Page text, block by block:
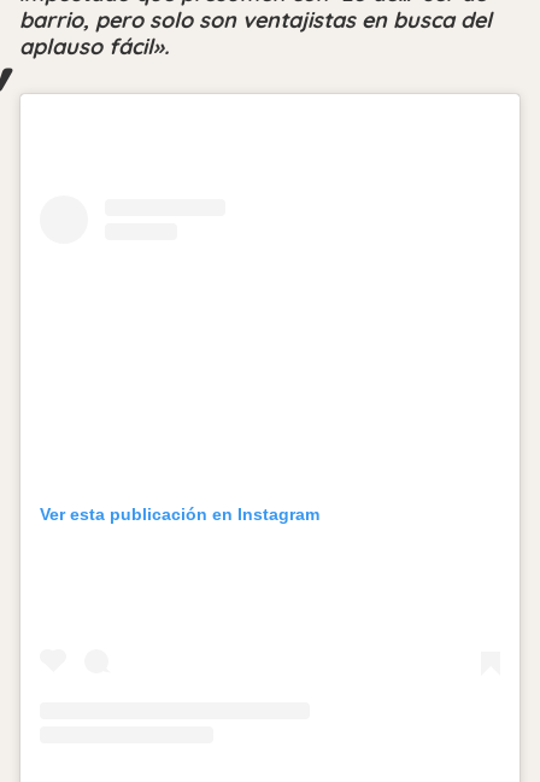
barrio, pero solo son ventajistas en busca del
aplauso fácil».
Ver esta publicación en Instagram